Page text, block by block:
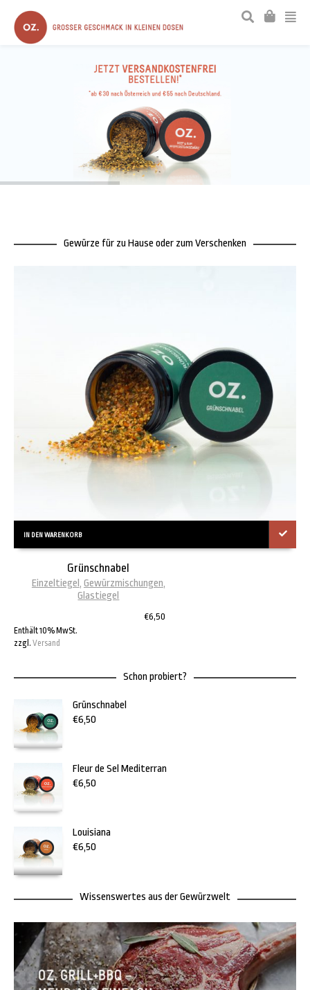
Gewürze für zu Hause oder zum Verschenken
IN DEN WARENKORB
Grünschnabel
Einzeltiegel , Gewürzmischungen,
Glastiegel
€6,50
Enthält 10% MwSt.
zzgl. Versand
Schon probiert?
Grünschnabel
€6,50
Fleur de Sel Mediterran
€6,50
Louisiana
€6,50
Wissenswertes aus der Gewürzwelt